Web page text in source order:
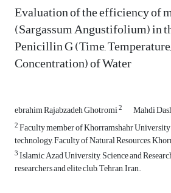
Evaluation of the efficiency of
(Sargassum Angustifolium) in
Penicillin G (Time,
Concentration) of Water
ebrahim Rajabzadeh Ghotromi2 Mahdi
2Faculty member of Khorramshahr
technology, Faculty of Natural Resources,
3Islamic Azad University, Science and
researchers and elite club, Tehran, Iran.